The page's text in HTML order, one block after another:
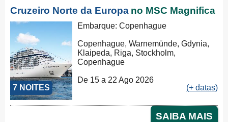
Cruzeiro Norte da Europa no MSC Magnifica
7 NOITES
Embarque: Copenhague
Copenhague, Warnemünde, Gdynia,
Klaipeda, Riga, Stockholm,
Copenhague
De 15 a 22 Ago 2026
(+ datas)
SAIBA MAIS